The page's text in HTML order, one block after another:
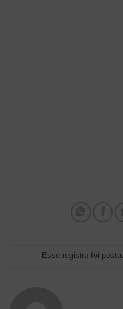
Esse registro foi